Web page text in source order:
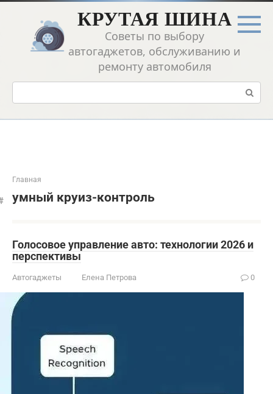
Перейти
контенту
КРУТАЯ ШИНА
Советы по выбору
автогаджетов, обслуживанию и
ремонту автомобиля
Поиск:
Главная
умный круиз-контроль
Голосовое управление авто: технологии 2026 и
перспективы
Автогаджеты Елена Петрова 0